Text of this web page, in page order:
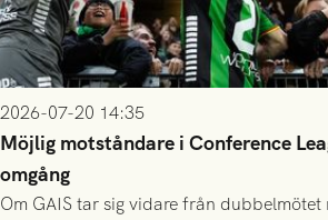
2026-07-20 14:35
Möjlig motståndare i Conference
omgång
Om GAIS tar sig vidare från